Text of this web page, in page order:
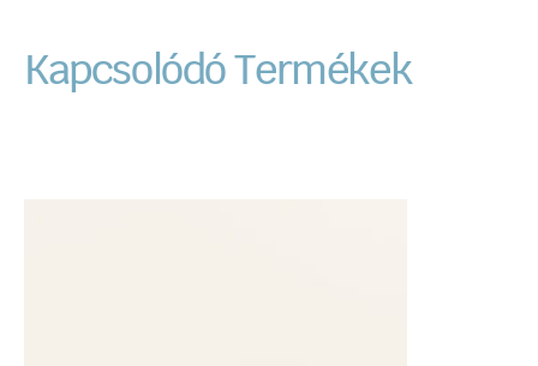
Kapcsolódó Termékek